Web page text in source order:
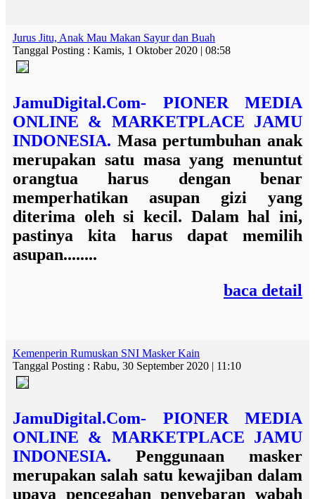
Jurus Jitu, Anak Mau Makan Sayur dan Buah
Tanggal Posting : Kamis, 1 Oktober 2020 | 08:58
JamuDigital.Com- PIONER MEDIA
ONLINE & MARKETPLACE JAMU
INDONESIA. Masa pertumbuhan anak
merupakan satu masa yang menuntut
orangtua harus dengan benar
memperhatikan asupan gizi yang
diterima oleh si kecil. Dalam hal ini,
pastinya kita harus dapat memilih
asupan........
baca detail
Kemenperin Rumuskan SNI Masker Kain
Tanggal Posting : Rabu, 30 September 2020 | 11:10
JamuDigital.Com- PIONER MEDIA
ONLINE & MARKETPLACE JAMU
INDONESIA. Penggunaan masker
merupakan salah satu kewajiban dalam
upaya pencegahan penyebaran wabah